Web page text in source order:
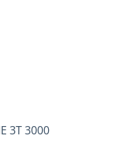
3T 3000